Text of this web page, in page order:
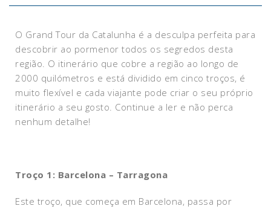
O Grand Tour da Catalunha é a desculpa perfeita para
descobrir ao pormenor todos os segredos desta
região. O itinerário que cobre a região ao longo de
2000 quilómetros e está dividido em cinco troços, é
muito flexível e cada viajante pode criar o seu próprio
itinerário a seu gosto. Continue a ler e não perca
nenhum detalhe!
Troço 1: Barcelona – Tarragona
Este troço, que começa em Barcelona, passa por